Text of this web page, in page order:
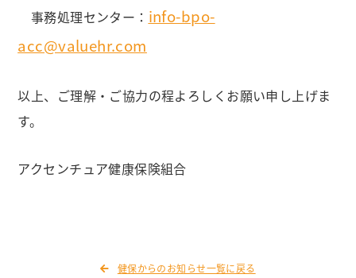
事務処理センター： info-bpo-
acc@valuehr.com
以上、ご理解・ご協力の程よろしくお願い申し上げま
す。
アクセンチュア健康保険組合
健保からのお知らせ一覧に戻る